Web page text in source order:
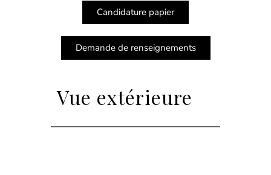
Candidature papier
Demande de renseignements
Vue extérieure